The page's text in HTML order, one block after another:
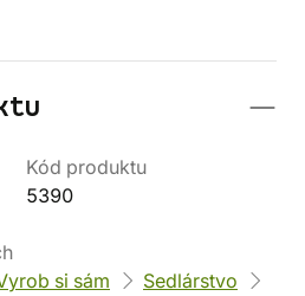
Kód produktu
5390
si sám
Sedlárstvo